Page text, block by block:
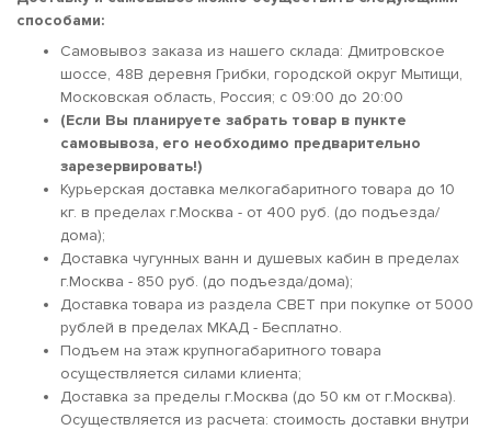
способами:
Самовывоз заказа из нашего склада: Дмитровское
шоссе, 48В деревня Грибки, городской округ Мытищи,
Московская область, Россия; c 09:00 до 20:00
(Если Вы планируете забрать товар в пункте
самовывоза, его необходимо предварительно
зарезервировать!)
Курьерская доставка мелкогабаритного товара до 10
кг. в пределах г.Москва - от 400 руб. (до подъезда/
дома);
Доставка чугунных ванн и душевых кабин в пределах
г.Москва - 850 руб. (до подъезда/дома);
Доставка товара из раздела СВЕТ при покупке от 5000
рублей в пределах МКАД - Бесплатно.
Подъем на этаж крупногабаритного товара
осуществляется силами клиента;
Доставка за пределы г.Москва (до 50 км от г.Москва).
Осуществляется из расчета: стоимость доставки внутри